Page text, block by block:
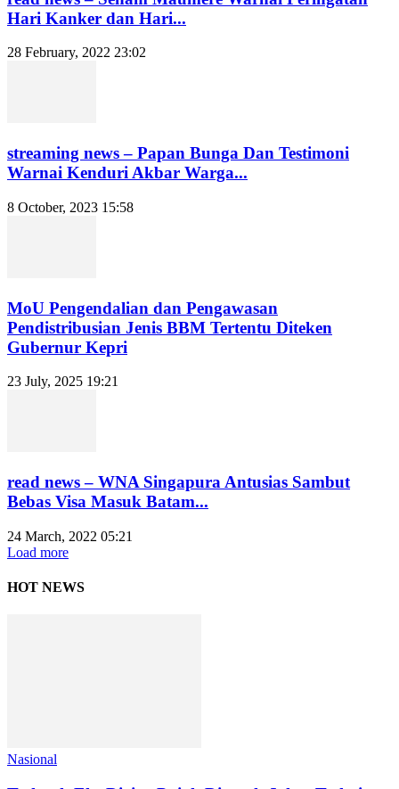
Hari Kanker dan Hari...
28 February, 2022 23:02
streaming news – Papan Bunga Dan Testimoni
Warnai Kenduri Akbar Warga...
8 October, 2023 15:58
MoU Pengendalian dan Pengawasan
Pendistribusian Jenis BBM Tertentu Diteken
Gubernur Kepri
23 July, 2025 19:21
read news – WNA Singapura Antusias Sambut
Bebas Visa Masuk Batam...
24 March, 2022 05:21
Load more
HOT NEWS
Nasional